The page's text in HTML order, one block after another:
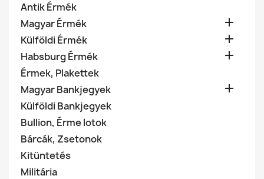
Antik Érmék
Magyar Érmék

Külföldi Érmék 
Habsburg Érmék 
Érmek, Plakettek
Magyar Bankjegyek

Külföldi Bankjegyek
Bullion, Érme lotok
Bárcák, Zsetonok
Kitüntetés
Militária